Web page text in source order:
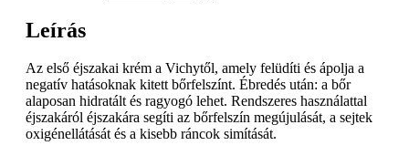
Leírás
Az első éjszakai krém a Vichytől, amely felüdíti és ápolja a
negatív hatásoknak kitett bőrfelszínt. Ébredés után: a bőr
alaposan hidratált és ragyogó lehet. Rendszeres használattal
éjszakáról éjszakára segíti az bőrfelszín megújulását, a sejtek
oxigénellátását és a kisebb ráncok simítását.